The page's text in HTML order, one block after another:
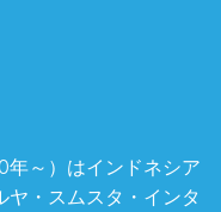
～）はインドネシア
ヤ・スムスタ・インタ